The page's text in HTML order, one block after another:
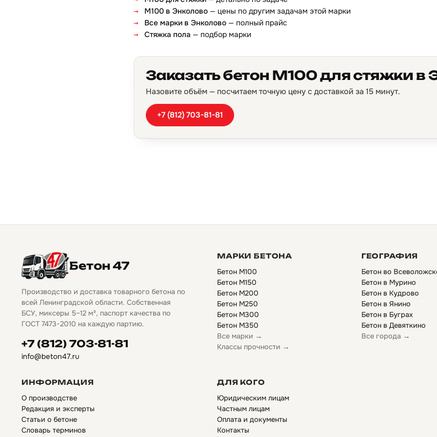
М100 в Энколово — цены по другим задачам этой марки
Все марки в Энколово — полный прайс
Стяжка пола — подбор марки
Заказать бетон М100 для стяжки в
Назовите объём — посчитаем точную цену с доставкой за 15 минут.
+7 (812) 703-81-81
Бетон 47
Производство и доставка товарного бетона по
всей Ленинградской области. Собственная
БСУ, миксеры 5–12 м³, паспорт качества по
ГОСТ 7473-2010 на каждую партию.
+7 (812) 703-81-81
info@beton47.ru
МАРКИ БЕТОНА
Бетон М100
Бетон М150
Бетон М200
Бетон М250
Бетон М300
Бетон М350
Все марки →
Классы прочности →
ГЕОГРАФИЯ
Бетон во
Бетон в Мурино
Бетон в Кудрово
Бетон в Янино
Бетон в Буграх
Бетон в Девяткино
Все города →
ИНФОРМАЦИЯ
О производстве
Редакция и эксперты
Статьи о бетоне
Словарь терминов
ДЛЯ КОГО
Юридическим лицам
Частным лицам
Оплата и документы
Контакты